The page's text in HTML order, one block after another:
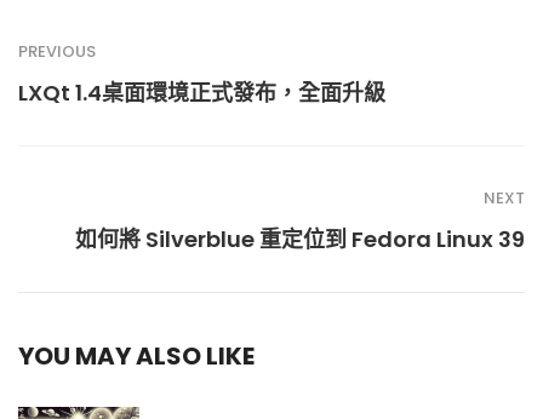
PREVIOUS
LXQt 1.4桌面環境正式發布，全面升級
NEXT
如何將 Silverblue 重定位到 Fedora Linux 39
YOU MAY ALSO LIKE